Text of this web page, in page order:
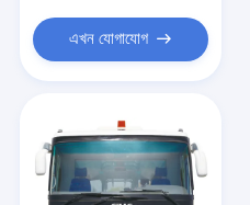
এখন যোগাযোগ